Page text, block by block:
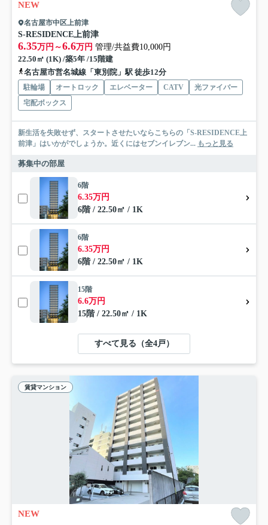
NEW
名古屋市中区上前津
S-RESIDENCE上前津
6.35万円～6.6万円 管理/共益費10,000円
22.50㎡ (1K) /築5年 /15階建
名古屋市営名城線「東別院」駅 徒歩12分
駐輪場 オートロック エレベーター CATV
光ファイバー
宅配ボックス
新生活を失敗せず、スタートさせたいならこちらの「S-RESIDENCE上
前津」はいかがでしょうか。近くにはセブンイレブン... もっと見る
募集中の部屋
6階
6.35万円
6階 / 22.50㎡ / 1K
6階
6.35万円
6階 / 22.50㎡ / 1K
15階
6.6万円
15階 / 22.50㎡ / 1K
すべて見る（全4戸）
賃貸マンション
NEW